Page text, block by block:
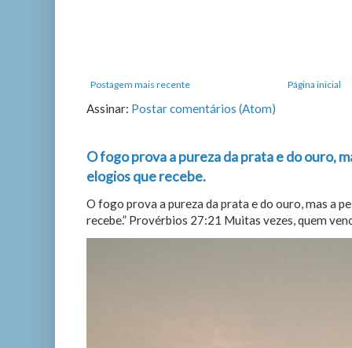
Postagem mais recente Página inicial
Assinar: Postar comentários (Atom)
O fogo prova a pureza da prata e do ouro,
elogios que recebe.
O fogo prova a pureza da prata e do ouro, mas a
recebe.” Provérbios 27:21 Muitas vezes, quem